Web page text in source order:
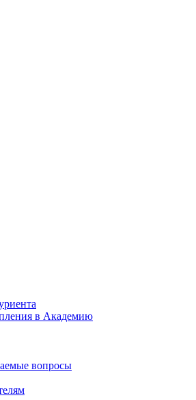
в Академию
вопросы